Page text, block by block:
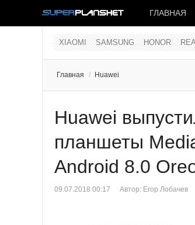
ГЛАВНАЯ
XIAOMI SAMSUNG HONOR
Главная / Huawei
Huawei
планшеты
Android 8.0
09.07.2018 00:17 Автор: Егор Лобачев